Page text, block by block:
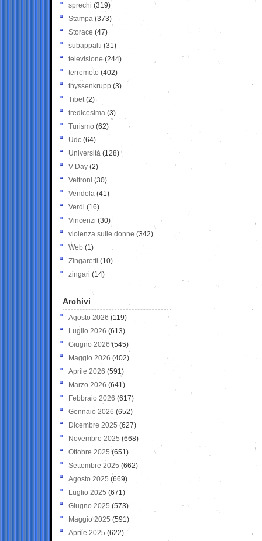
sprechi (319)
Stampa (373)
Storace (47)
subappalti (31)
televisione(244)
terremoto (402)
thyssenkrupp (3)
Tibet(2)
tredicesima (3)
Turismo (62)
Udc (64)
Università (128)
V-Day (2)
Veltroni (30)
Vendola (41)
Verdi (16)
Vincenzi (30)
violenza sulle donne (342)
Web (1)
Zingaretti (10)
zingari (14)
Archivi
Agosto 2026 (119)
Luglio 2026 (613)
Giugno 2026 (545)
Maggio 2026 (402)
Aprile 2026 (591)
Marzo 2026 (641)
Febbraio 2026 (617)
Gennaio 2026 (652)
Dicembre 2025 (627)
Novembre 2025 (668)
Ottobre 2025 (651)
Settembre 2025 (662)
Agosto 2025 (669)
Luglio 2025 (671)
Giugno 2025 (573)
Maggio 2025 (591)
Aprile 2025 (622)